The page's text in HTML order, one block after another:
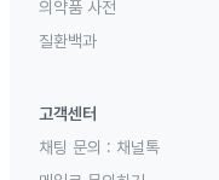
의약품 사전
질환백과
고객센터
채팅 문의 : 채널톡